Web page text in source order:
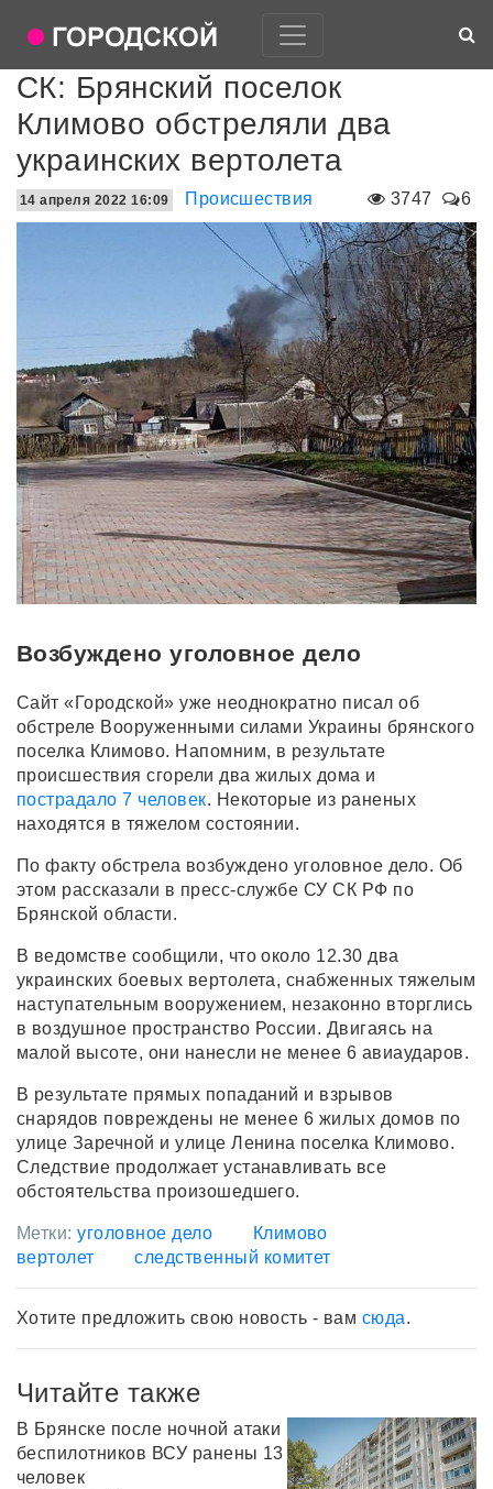
СК: Брянский поселок
Климово обстреляли два
украинских вертолета
3747 6
14 апреля 2022 16:09 Происшествия
Возбуждено уголовное дело
Сайт «Городской» уже неоднократно писал об
обстреле Вооруженными силами Украины брянского
поселка Климово. Напомним, в результате
происшествия сгорели два жилых дома и
пострадало 7 человек. Некоторые из раненых
находятся в тяжелом состоянии.
По факту обстрела возбуждено уголовное дело. Об
этом рассказали в пресс-службе СУ СК РФ по
Брянской области.
В ведомстве сообщили, что около 12.30 два
украинских боевых вертолета, снабженных тяжелым
наступательным вооружением, незаконно вторглись
в воздушное пространство России. Двигаясь на
малой высоте, они нанесли не менее 6 авиаударов.
В результате прямых попаданий и взрывов
снарядов повреждены не менее 6 жилых домов по
улице Заречной и улице Ленина поселка Климово.
Следствие продолжает устанавливать все
обстоятельства произошедшего.
Метки:уголовное дело
Климово
вертолет
следственный комитет
Хотите предложить свою новость - вам сюда.
Читайте также
В Брянске после ночной атаки
беспилотников ВСУ ранены 13
человек